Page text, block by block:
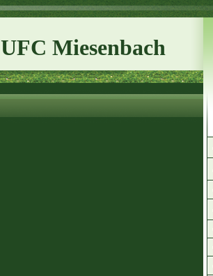
UFC Miesenbach